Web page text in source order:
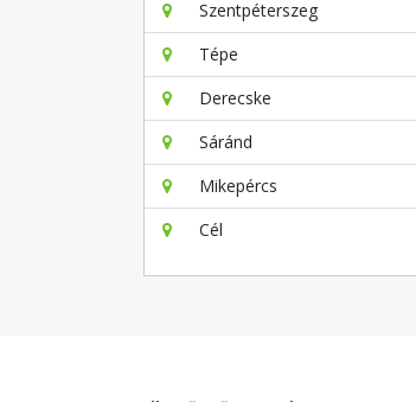
Szentpéterszeg
Tépe
Derecske
Sáránd
Mikepércs
Cél